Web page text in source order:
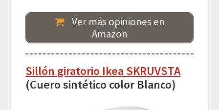
Ver más opiniones en
Amazon
Sillón giratorio Ikea SKRUVSTA
(Cuero sintético color Blanco)